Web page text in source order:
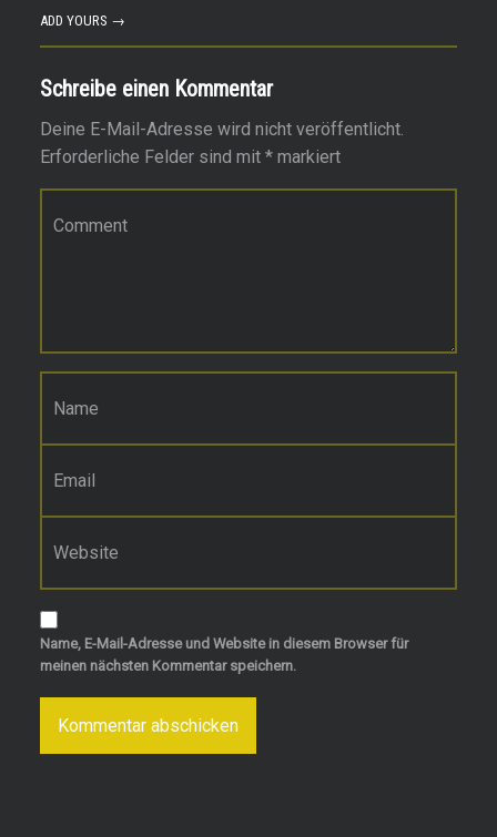
ADD YOURS →
Schreibe einen Kommentar
Deine E-Mail-Adresse wird nicht veröffentlicht.
Erforderliche Felder sind mit *markiert
Name
*
Website
Name, E-Mail-Adresse und Website in diesem Browser für
meinen nächsten Kommentar speichern.